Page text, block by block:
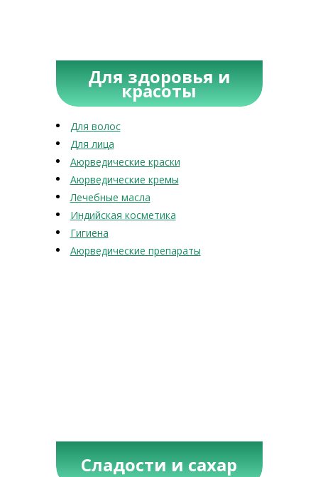
Для здоровья и
красоты
Для волос
Для лица
Аюрведические краски
Аюрведические кремы
Лечебные масла
Индийская косметика
Гигиена
Аюрведические препараты
Сладости и сахар